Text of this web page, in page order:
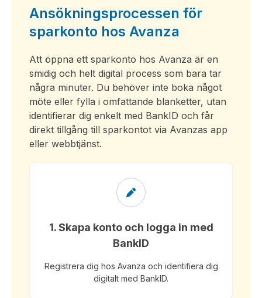
Ansökningsprocessen för
sparkonto hos Avanza
Att öppna ett sparkonto hos Avanza är en
smidig och helt digital process som bara tar
några minuter. Du behöver inte boka något
möte eller fylla i omfattande blanketter, utan
identifierar dig enkelt med BankID och får
direkt tillgång till sparkontot via Avanzas app
eller webbtjänst.
1. Skapa konto och logga in med
BankID
Registrera dig hos Avanza och identifiera dig
digitalt med BankID.